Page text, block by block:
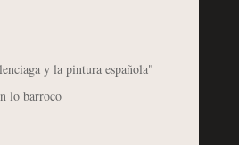
y la pintura española"
lo barroco